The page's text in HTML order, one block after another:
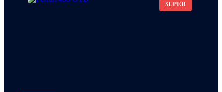
SUPER